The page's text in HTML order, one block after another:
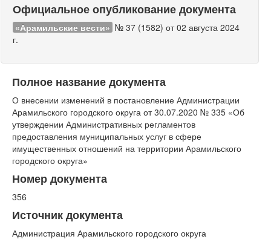
Официальное опубликование документа
«Арамильские вести» № 37 (1582) от 02 августа 2024
г.
Полное название документа
О внесении изменений в постановление Администрации
Арамильского городского округа от 30.07.2020 № 335 «Об
утверждении Административных регламентов
предоставления муниципальных услуг в сфере
имущественных отношений на территории Арамильского
городского округа»
Номер документа
356
Источник документа
Администрация Арамильского городского округа